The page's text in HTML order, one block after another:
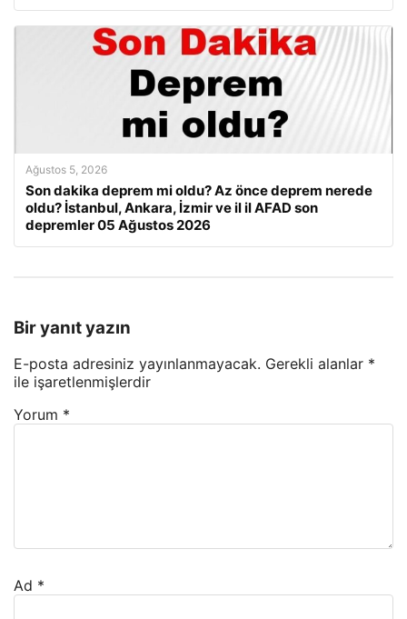
Ağustos 5, 2026
Son dakika deprem mi oldu? Az önce deprem nerede
oldu? İstanbul, Ankara, İzmir ve il il AFAD son
depremler 05 Ağustos 2026
Bir yanıt yazın
E-posta adresiniz yayınlanmayacak. Gerekli alanlar *
ile işaretlenmişlerdir
Yorum *
Ad *